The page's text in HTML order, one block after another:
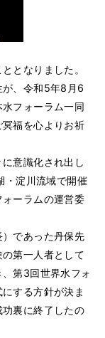
となりました。
、令和5年8月6
フォーラム一同
福を心よりお祈
意識化され出し
・淀川流域で開催
ーラムの運営委
であった丹保先
第一人者として
第3回世界水フォ
する方針が決ま
裏に終了したの